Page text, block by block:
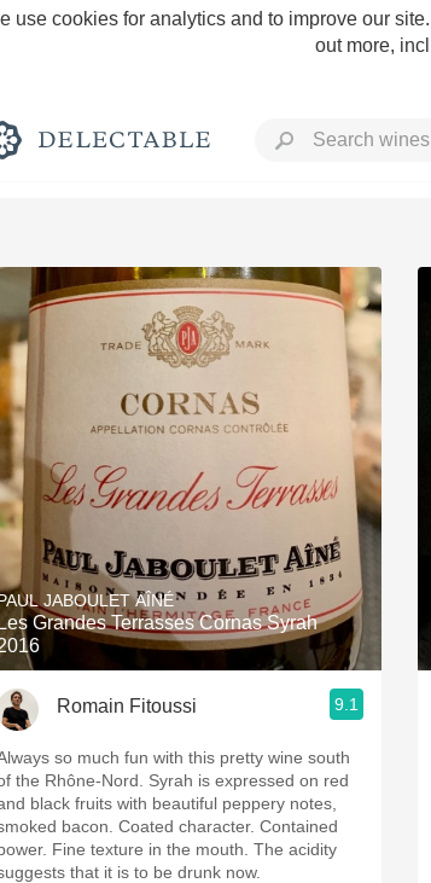
use cookies for analytics and to improve our
out more,
Rich and Bold
Tawny Port
1982 Bordeaux
Oaky
Buttery
JABOULET AÎNÉ
Les Grandes Terrasses Cornas Syrah
Romain Fitoussi 9.1
so much fun with this pretty wine south
the Rhône-Nord. Syrah is expressed on red
black fruits with beautiful peppery notes,
bacon. Coated character. Contained
Fine texture in the mouth. The acidity
that it is to be drunk now.